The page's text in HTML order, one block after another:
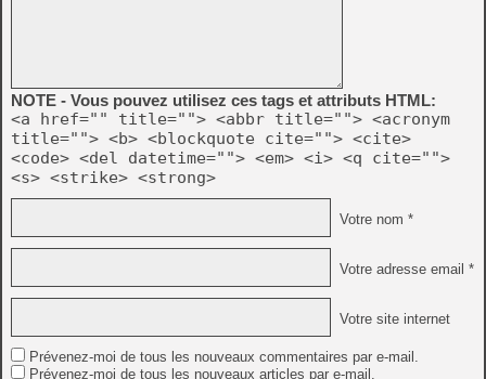
NOTE - Vous pouvez utilisez ces tags et attributs HTML:
<a href="" title=""> <abbr title=""> <acronym
title=""> <b> <blockquote cite=""> <cite>
<code> <del datetime=""> <em> <i> <q cite="">
<s> <strike> <strong>
Votre nom *
Votre adresse email *
Votre site internet
Prévenez-moi de tous les nouveaux commentaires par e-mail.
Prévenez-moi de tous les nouveaux articles par e-mail.